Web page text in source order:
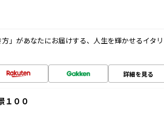
」があなたにお届けする、人生を輝かせるイタリ
詳細を見る
１００